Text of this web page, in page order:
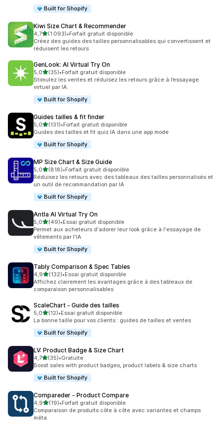
Built for Shopify
Kiwi Size Chart & Recommender
4,7étoile(s) sur 5
(1 093)
1093 avis au total
•Forfait gratuit disponible
Créez des guides des tailles personnalisables qui convertissent et
réduisent les retours
GenLook: AI Virtual Try On
5,0étoile(s) sur 5
(35)
35 avis au total
•Forfait gratuit disponible
Stimulez les ventes et réduisez les retours grâce à l’essayage
virtuel par IA.
Built for Shopify
Guides tailles & fit finder
5,0étoile(s) sur 5
(131)
131 avis au total
•Forfait gratuit disponible
Guides des tailles et fit quiz IA dans une app mode
Built for Shopify
MP Size Chart & Size Guide
5,0étoile(s) sur 5
(818)
818 avis au total
•Forfait gratuit disponible
Réduisez les retours avec des tableaux des tailles personnalisés et
un outil de recommandation par IA
Built for Shopify
Antla AI Virtual Try On
5,0étoile(s) sur 5
(49)
49 avis au total
•Essai gratuit disponible
Permet aux acheteurs d'adorer leur look grâce à l'essayage de
vêtements par l'IA
Built for Shopify
Tably Comparison & Spec Tables
4,9étoile(s) sur 5
(132)
132 avis au total
•Essai gratuit disponible
Affichez clairement les avantages grâce à des tableaux de
comparaison personnalisables
ScaleChart ‑ Guide des tailles
5,0étoile(s) sur 5
(12)
12 avis au total
•Essai gratuit disponible
La bonne taille pour vos clients : guides de tailles et ventes
Built for Shopify
LV: Product Badge & Size Chart
4,7étoile(s) sur 5
(35)
35 avis au total
•Gratuite
Boost sales with product badges, product labels & size charts
Built for Shopify
Compareder ‑ Product Compare
4,9étoile(s) sur 5
(19)
19 avis au total
•Forfait gratuit disponible
Comparaison de produits côte à côte avec variantes et champs
méta.